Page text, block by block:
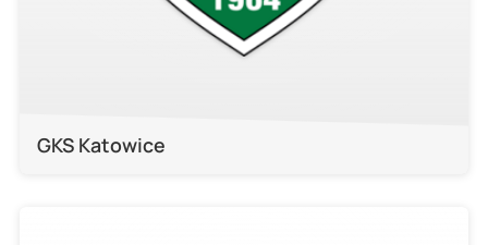
GKS Katowice